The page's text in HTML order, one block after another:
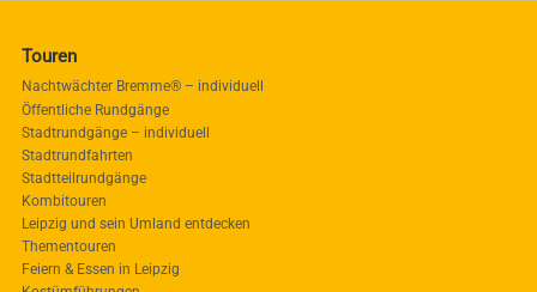
Touren
Nachtwächter Bremme® – individuell
Öffentliche Rundgänge
Stadtrundgänge – individuell
Stadtrundfahrten
Stadtteilrundgänge
Kombitouren
Leipzig und sein Umland entdecken
Thementouren
Feiern & Essen in Leipzig